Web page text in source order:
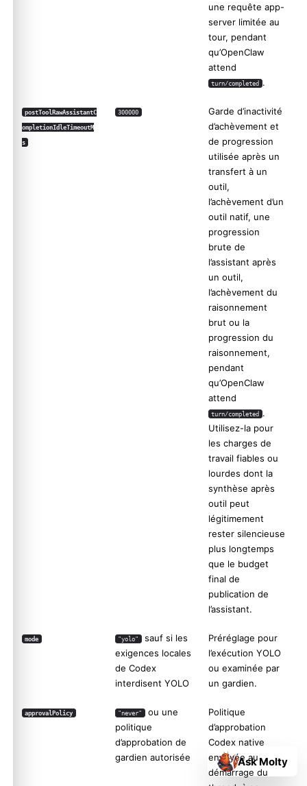
une requête app-
server limitée au
tour, pendant
qu’OpenClaw
attend
turn/completed .
postToolRawAssistantC
ompletionIdleTimeoutM
s
300000
Garde d’inactivité
d’achèvement et
de progression
utilisée après un
transfert à un
outil,
l’achèvement d’un
outil natif, une
progression
brute de
l’assistant après
un outil,
l’achèvement du
raisonnement
brut ou la
progression du
raisonnement,
pendant
qu’OpenClaw
attend
turn/completed .
Utilisez-la pour
les charges de
travail fiables ou
lourdes dont la
synthèse après
outil peut
légitimement
rester silencieuse
plus longtemps
que le budget
final de
publication de
l’assistant.
mode "yolo" sauf si les
exigences locales
de Codex
interdisent YOLO
Préréglage pour
l’exécution YOLO
ou examinée par
un gardien.
approvalPolicy "never" ou une
politique
d’approbation de
gardien autorisée
Politique
d’approbation
Codex native
envoyée au
démarrage du
Ask Molty